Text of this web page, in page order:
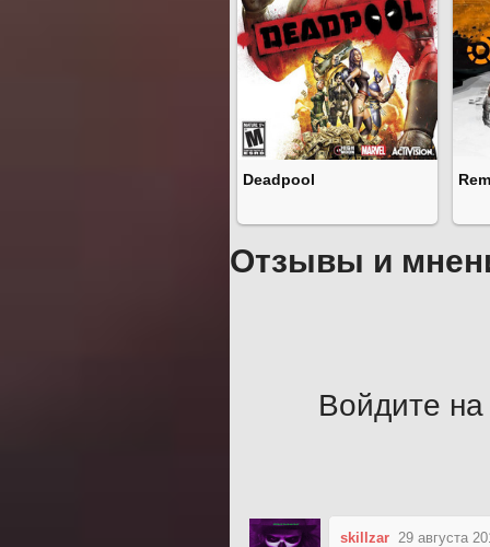
Deadpool
Отзывы и
Войдите на
skillzar 29 августа